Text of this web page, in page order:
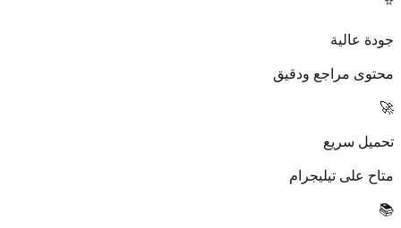
جودة عالية
محتوى مراجع ودقيق
🚀
تحميل سريع
متاح على تيليجرام
📚